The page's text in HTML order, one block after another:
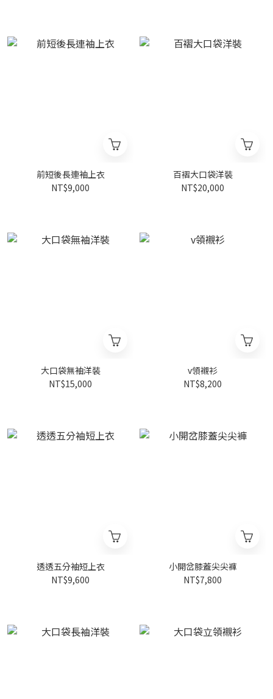
前短後長連袖上衣
NT$9,000
百褶大口袋洋裝
NT$20,000
大口袋無袖洋裝
NT$15,000
v領襯衫
NT$8,200
透透五分袖短上衣
NT$9,600
小開岔膝蓋尖尖褲
NT$7,800